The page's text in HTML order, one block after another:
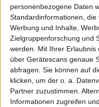
personenbezogene Daten
Standardinformationen,
Werbung und Inhalte,
Zielgruppenforschung und
werden.
Mit Ihrer
über Gerätescans genaue
abfragen. Sie können auf
klicken, um der o. a.
Partner zuzustimmen.
Informationen zugreifen
bitterem Sarkasmus und
“WER LACHT JETZT“
selbstverachtenden
warst noch nicht mal
verachtet“ in
Metal-Instrumental
überzeugt lyrisch und
Krodilsfanclubs sicher
sagt, du hast noch